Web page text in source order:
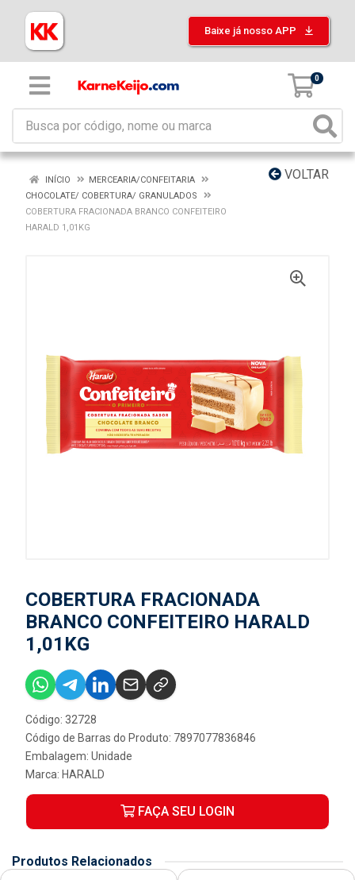
Baixe já nosso APP
0
VOLTAR
INÍCIO
MERCEARIA/CONFEITARIA
CHOCOLATE/ COBERTURA/ GRANULADOS
COBERTURA FRACIONADA BRANCO CONFEITEIRO
HARALD 1,01KG
COBERTURA FRACIONADA
BRANCO CONFEITEIRO HARALD
1,01KG
Código: 32728
Código de Barras do Produto: 7897077836846
Embalagem: Unidade
Marca: HARALD
FAÇA SEU LOGIN
Produtos Relacionados